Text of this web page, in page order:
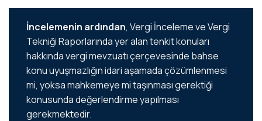
İncelemenin ardından, Vergi İnceleme ve Vergi
Tekniği Raporlarında yer alan tenkit konuları
hakkında vergi mevzuatı çerçevesinde bahse
konu uyuşmazlığın idari aşamada çözümlenmesi
mi, yoksa mahkemeye mi taşınması gerektiği
konusunda değerlendirme yapılması
gerekmektedir.